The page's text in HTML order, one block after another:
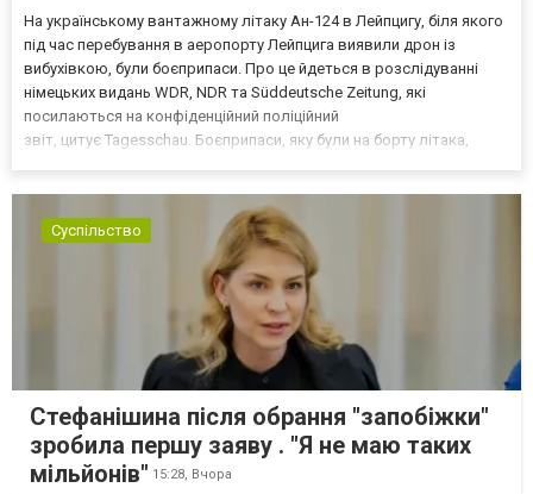
На українському вантажному літаку Ан-124 в Лейпцигу, біля якого
під час перебування в аеропорту Лейпцига виявили дрон із
вибухівкою, були боєприпаси. Про це йдеться в розслідуванні
німецьких видань WDR, NDR та Süddeutsche Zeitung, які
посилаються на конфіденційний поліційний
звіт, цитує Tagesschau. Боєприпаси, яку були на борту літака,
Суспільство
Стефанішина після обрання "запобіжки"
зробила першу заяву . "Я не маю таких
мільйонів" 15:28, Вчора